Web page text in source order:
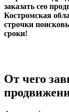
заказать сео
Костромская
строчки
сроки!
От чего